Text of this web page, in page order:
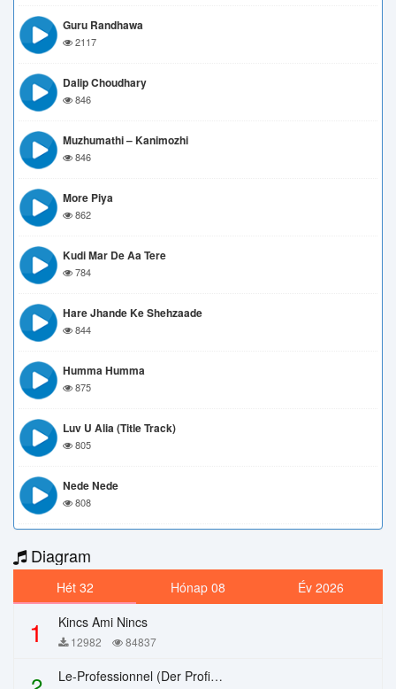
Guru Randhawa
2117
Dalip Choudhary
846
Muzhumathi – Kanimozhi
846
More Piya
862
Kudi Mar De Aa Tere
784
Hare Jhande Ke Shehzaade
844
Humma Humma
875
Luv U Alia (Title Track)
805
Nede Nede
808
Diagram
Hét 32 Hónap 08 Év 2026
1 Kincs Ami Nincs
12982 84837
Le-Professionnel (Der Profi) – Chi Mai